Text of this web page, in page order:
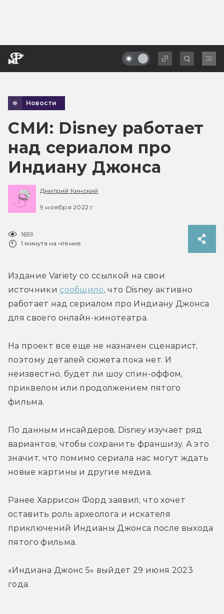
Новости
СМИ: Disney работает
над сериалом про
Индиану Джонса
Дмитрий Кинский
9 ноября 2022 г.
1659
1 минута на чтение
Издание Variety со ссылкой на свои
источники сообщило, что Disney активно
работает над сериалом про Индиану Джонса
для своего онлайн-кинотеатра.
На проект все еще не назначен сценарист,
поэтому деталей сюжета пока нет. И
неизвестно, будет ли шоу спин-оффом,
приквелом или продолжением пятого
фильма.
По данным инсайдеров, Disney изучает ряд
вариантов, чтобы сохранить франшизу. А это
значит, что помимо сериала нас могут ждать
новые картины и другие медиа.
Ранее Харрисон Форд заявил, что хочет
оставить роль археолога и искателя
приключений Индианы Джонса после выхода
пятого фильма.
«Индиана Джонс 5» выйдет 29 июня 2023
года.